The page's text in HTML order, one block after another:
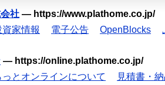
社 — https://www.plathome.co.jp/
家情報 電子公告 OpenBlocks
— https://online.plathome.co.jp/
っとオンラインについて
見積書・